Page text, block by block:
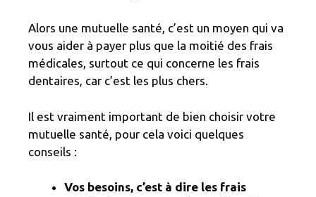
Alors une mutuelle santé, c’est un moyen qui va
vous aider à payer plus que la moitié des frais
médicales, surtout ce qui concerne les frais
dentaires, car c’est les plus chers.
Il est vraiment important de bien choisir votre
mutuelle santé, pour cela voici quelques
conseils :
Vos besoins, c’est à dire les frais